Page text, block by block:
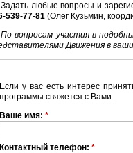
Задать любые вопросы и
539-77-81 (Олег Кузьмин,
По вопросам участия в
Движения в
Если у вас есть интерес
программы свяжется с Вами.
Ваше имя: *
Контактный телефон: *